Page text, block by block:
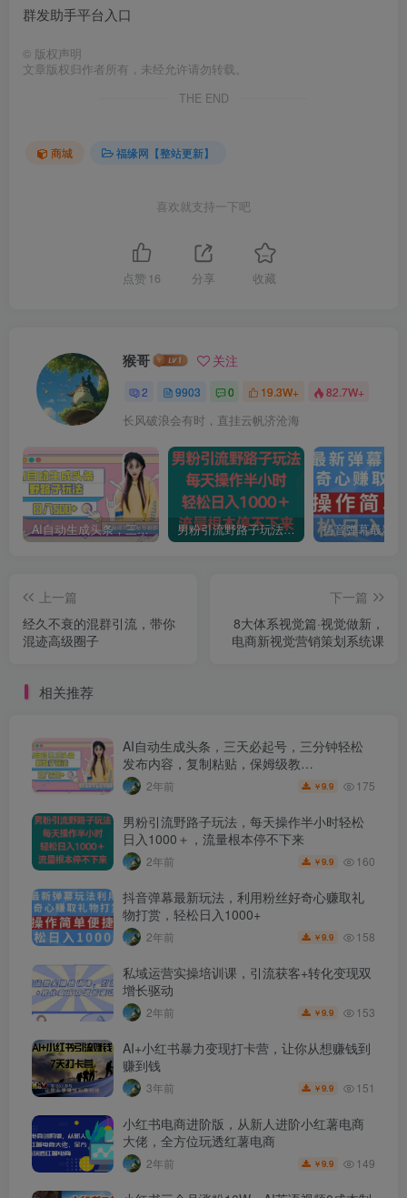
群发助手平台入口
© 版权声明
文章版权归作者所有，未经允许请勿转载。
THE END
商城 福缘网【整站更新】
喜欢就支持一下吧
点赞 16 分享 收藏
猴哥 关注
2 9903 0 19.3W+ 82.7W+
长风破浪会有时，直挂云帆济沧海
AI自动生成头条，三天必起号，三分钟轻松发布内容，复制粘贴，保姆级教… 男粉引流野路子玩法，每天操作半小时轻松日入1000＋，流量根本停不下来
上一篇
经久不衰的混群引流，带你
混迹高级圈子
下一篇
8大体系视觉篇·视觉做新，​
电商新视觉营销策划系统课
相关推荐
AI自动生成头条，三天必起号，三分钟轻松
发布内容，复制粘贴，保姆级教…
2年前 ￥9.9 175
男粉引流野路子玩法，每天操作半小时轻松
日入1000＋，流量根本停不下来
2年前 ￥9.9 160
抖音弹幕最新玩法，利用粉丝好奇心赚取礼
物打赏，轻松日入1000+
2年前 ￥9.9 158
私域运营实操培训课，引流获客+转化变现双
增长驱动
2年前 ￥9.9 153
AI+小红书暴力变现打卡营，让你从想赚钱到
赚到钱
3年前 ￥9.9 151
小红书电商进阶版，从新人进阶小红薯电商
大佬，全方位玩透红薯电商
2年前 ￥9.9 149